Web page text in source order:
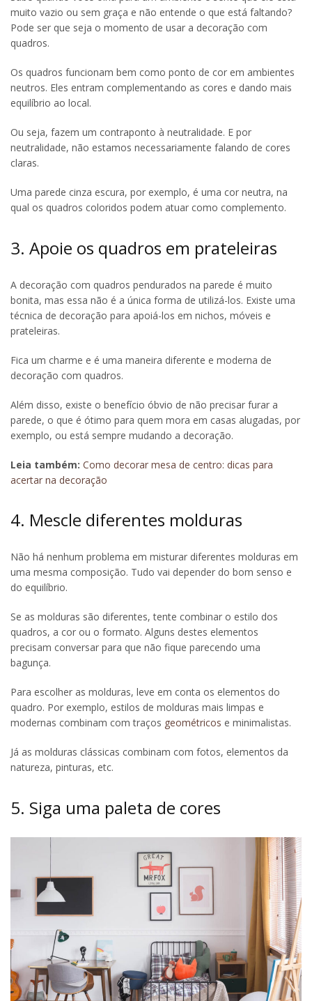
muito vazio ou sem graça e não entende o que está faltando?
Pode ser que seja o momento de usar a decoração com
quadros.
Os quadros funcionam bem como ponto de cor em ambientes
neutros. Eles entram complementando as cores e dando mais
equilíbrio ao local.
Ou seja, fazem um contraponto à neutralidade. E por
neutralidade, não estamos necessariamente falando de cores
claras.
Uma parede cinza escura, por exemplo, é uma cor neutra, na
qual os quadros coloridos podem atuar como complemento.
3. Apoie os quadros em prateleiras
A decoração com quadros pendurados na parede é muito
bonita, mas essa não é a única forma de utilizá-los. Existe uma
técnica de decoração para apoiá-los em nichos, móveis e
prateleiras.
Fica um charme e é uma maneira diferente e moderna de
decoração com quadros.
Além disso, existe o benefício óbvio de não precisar furar a
parede, o que é ótimo para quem mora em casas alugadas, por
exemplo, ou está sempre mudando a decoração.
Leia também: Como decorar mesa de centro: dicas para
acertar na decoração
4. Mescle diferentes molduras
Não há nenhum problema em misturar diferentes molduras em
uma mesma composição. Tudo vai depender do bom senso e
do equilíbrio.
Se as molduras são diferentes, tente combinar o estilo dos
quadros, a cor ou o formato. Alguns destes elementos
precisam conversar para que não fique parecendo uma
bagunça.
Para escolher as molduras, leve em conta os elementos do
quadro. Por exemplo, estilos de molduras mais limpas e
modernas combinam com traços geométricos e minimalistas.
Já as molduras clássicas combinam com fotos, elementos da
natureza, pinturas, etc.
5. Siga uma paleta de cores